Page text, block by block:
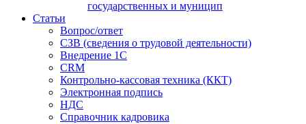
государственных и муницип
Статьи
Вопрос/ответ
СЗВ (сведения о трудовой деятельности)
Внедрение 1С
CRM
Контрольно-кассовая техника (ККТ)
Электронная подпись
НДС
Справочник кадровика